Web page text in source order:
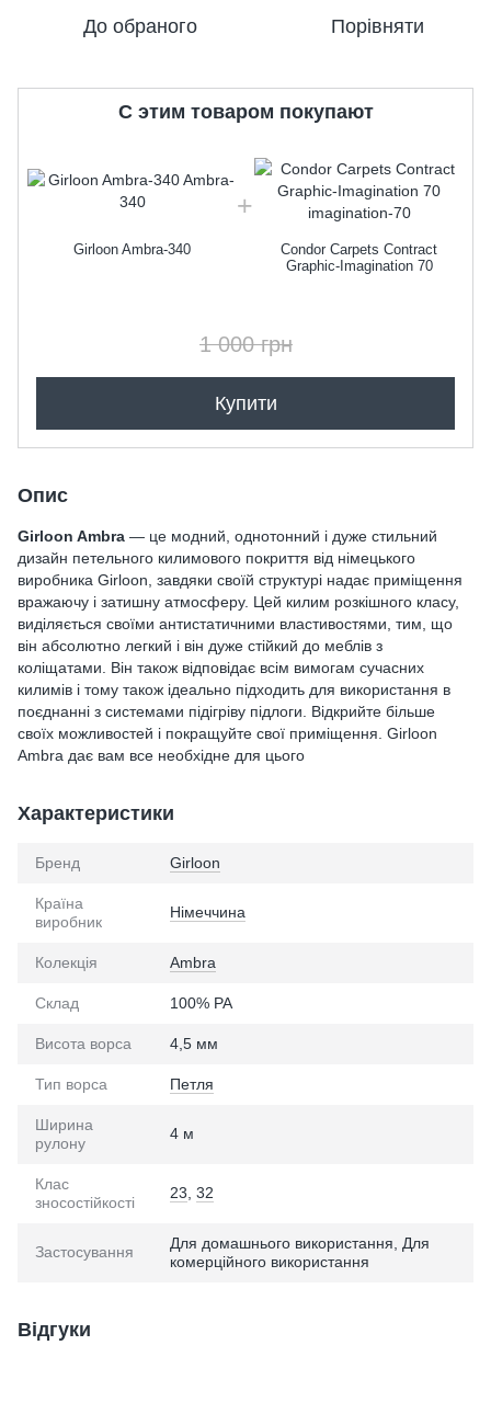
До обраного Порівняти
C этим товаром покупают
Girloon Ambra-340
Condor Carpets Contract
Graphic-Imagination 70
1 000 грн
Купити
Опис
Girloon Ambra — це модний, однотонний і дуже стильний
дизайн петельного килимового покриття від німецького
виробника Girloon, завдяки своїй структурі надає приміщення
вражаючу і затишну атмосферу. Цей килим розкішного класу,
виділяється своїми антистатичними властивостями, тим, що
він абсолютно легкий і він дуже стійкий до меблів з
коліщатами. Він також відповідає всім вимогам сучасних
килимів і тому також ідеально підходить для використання в
поєднанні з системами підігріву підлоги. Відкрийте більше
своїх можливостей і покращуйте свої приміщення. Girloon
Ambra дає вам все необхідне для цього
Характеристики
Бренд Girloon
Країна
виробник
Німеччина
Колекція Ambra
Склад 100% PA
Висота ворса 4,5 мм
Тип ворса Петля
Ширина
рулону
4 м
Клас
зносостійкості
23 32
Застосування
Для домашнього використання, Для
комерційного використання
Відгуки